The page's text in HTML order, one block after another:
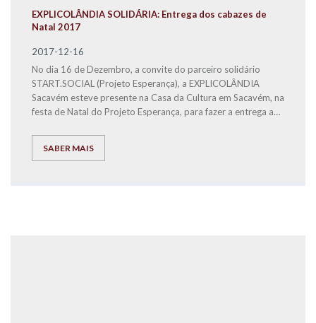
EXPLICOLÂNDIA SOLIDÁRIA: Entrega dos cabazes de
Natal 2017
2017-12-16
No dia 16 de Dezembro, a convite do parceiro solidário
START.SOCIAL (Projeto Esperança), a EXPLICOLÂNDIA
Sacavém esteve presente na Casa da Cultura em Sacavém, na
festa de Natal do Projeto Esperança, para fazer a entrega a
SABER MAIS